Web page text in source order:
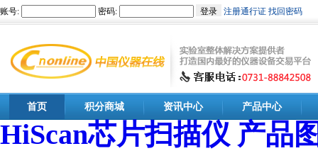
首页 积分商城 资讯中心 产品中心
HiScan芯片扫描仪 产品